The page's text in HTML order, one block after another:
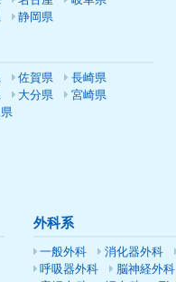
静岡県
佐賀県
長崎県
大分県
宮崎県
外科系
一般外科 消化器外科
呼吸器外科
脳神経外科